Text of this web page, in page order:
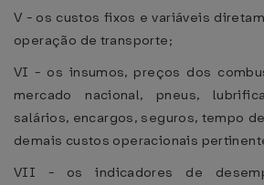
V - os custos fixos e variáveis
operação de transporte;
VI - os insumos, preços dos
mercado nacional, pneus,
salários, encargos, seguros, tempo
demais custos operacionais
VII - os indicadores de